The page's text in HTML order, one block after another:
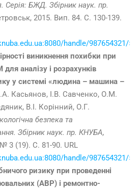
Серія: БЖД. Збірник наук. пр.
2015. Вип. 84. С. 130-139.
handle/987654321/
виникнення похибки при
аналізу і розрахунків
у системі «людина – машина –
Касьянов, І.В. Савченко, О.М.
В.І. Корінний, О.Г.
безпека та
Збірник наук. пр. КНУБА,
3 (19). С. 81-90. URL
handle/987654321/
ризику при проведенні
(АВР) і ремонтно-